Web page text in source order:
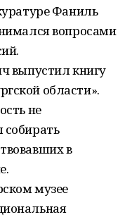
Фаниль
вопросами
выпустил книгу
области».
не
в
музее